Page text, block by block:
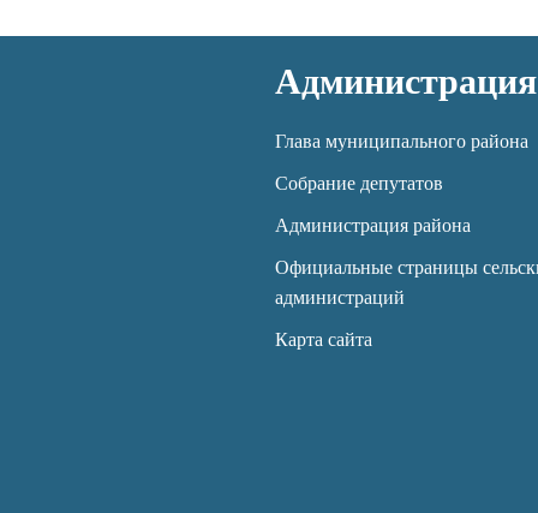
Администрация
Глава муниципального района
Собрание депутатов
Администрация района
Официальные страницы
администраций
Карта сайта